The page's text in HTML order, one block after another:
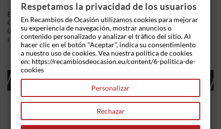
En Recambios de Ocasion disponemos de Faro izquierdo Opel
Corsa B (1993-2000) 1.4i (60 cv) .Referencia Interna:
04271305515359 - Ref: 5027. Ademas, disponemos de mas
recambios, si tiene cualquier duda consultenos.
16 OTROS PRODUCTOS EN LA MISMA
CATEGORÍA:
Respetamos la privacidad de los usuarios
En Recambios de Ocasión utilizamos cookies para mejorar
su experiencia de navegación, mostrar anuncios o
contenido personalizado y analizar el tráfico del sitio. Al
hacer clic en el botón "Aceptar", indica su consentimiento
a nuestro uso de cookies. Vea nuestra política de cookies
en: https://recambiosdeocasion.eu/content/6-politica-de-
cookies
Personalizar
Rechazar